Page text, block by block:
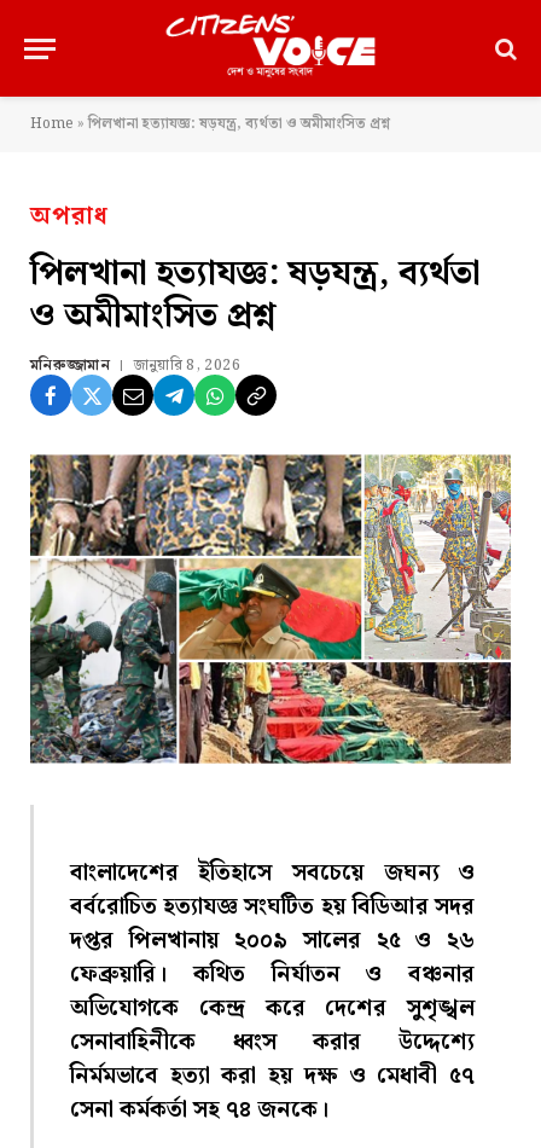
Home »পিলখানা হত্যাযজ্ঞ: ষড়যন্ত্র, ব্যর্থতা ও অমীমাংসিত প্রশ্ন
অপরাধ
পিলখানা হত্যাযজ্ঞ: ষড়যন্ত্র, ব্যর্থতা
ও অমীমাংসিত প্রশ্ন
মনিরুজ্জামান জানুয়ারি 8, 2026
বাংলাদেশের ইতিহাসে সবচেয়ে জঘন্য ও
বর্বরোচিত হত্যাযজ্ঞ সংঘটিত হয় বিডিআর সদর
দপ্তর পিলখানায় ২০০৯ সালের ২৫ ও ২৬
ফেব্রুয়ারি। কথিত নির্যাতন ও বঞ্চনার
অভিযোগকে কেন্দ্র করে দেশের সুশৃঙ্খল
সেনাবাহিনীকে ধ্বংস করার উদ্দেশ্যে
নির্মমভাবে হত্যা করা হয় দক্ষ ও মেধাবী ৫৭
সেনা কর্মকর্তা সহ ৭৪ জনকে।